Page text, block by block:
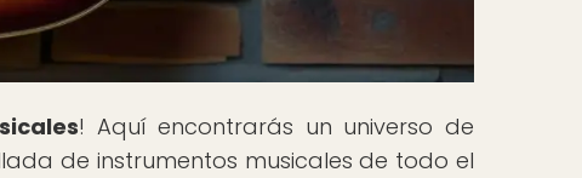
! Aquí encontrarás un universo de
de instrumentos musicales de todo el